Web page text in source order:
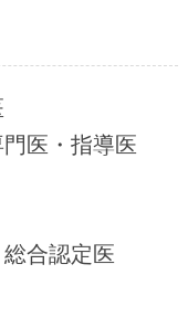
医・指導医
合認定医